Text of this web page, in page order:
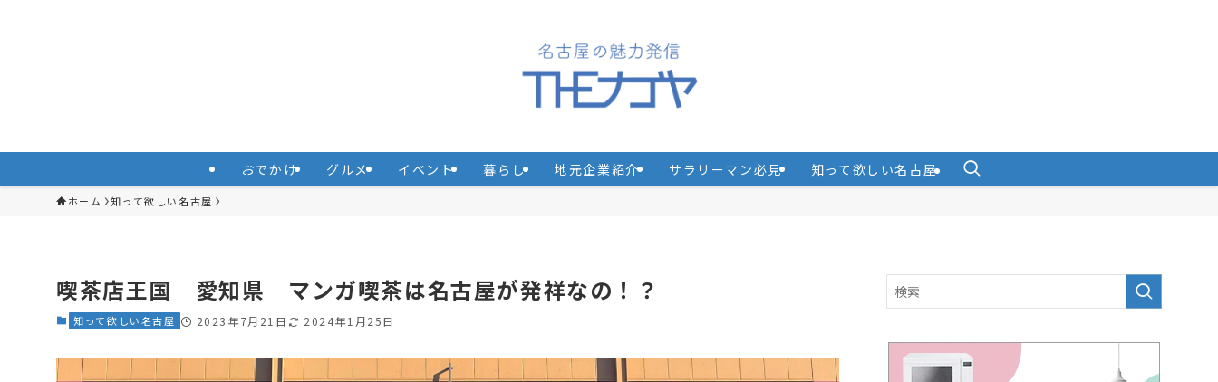
おでかけ グルメ イベント 暮らし 地元企業紹介 サラリーマン必見 知って欲しい名古屋
ホーム 知って欲しい名古屋
喫茶店王国 愛知県 マンガ喫茶は名古屋が発祥なの！？
知って欲しい名古屋 2023年7月21日 2024年1月25日